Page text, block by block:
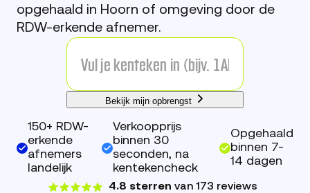
opgehaald in Hoorn of omgeving door de
RDW-erkende afnemer.
Bekijk mijn opbrengst
150+ RDW-
erkende
afnemers
landelijk
Verkoopprijs
binnen 30
seconden, na
kentekencheck
Opgehaald
binnen 7-
14 dagen
4.8 sterren van 173 reviews